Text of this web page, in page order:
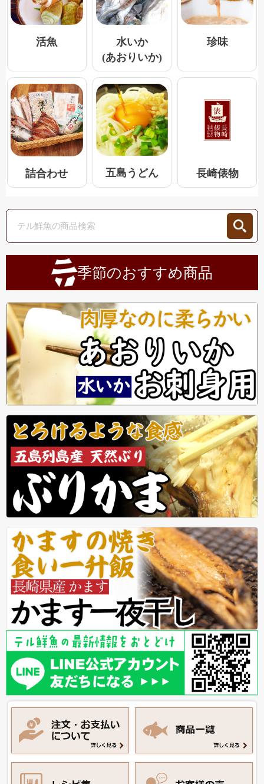
活魚
水いか
(あおりいか)
珍味
詰合わせ 五島うどん 長崎俵物
季節のおすすめ商品